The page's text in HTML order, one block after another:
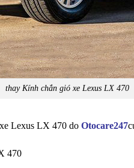
thay Kính chắn gió xe Lexus LX 470
Lexus LX 470 do Otocare247
470